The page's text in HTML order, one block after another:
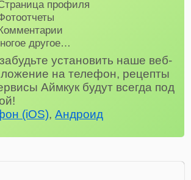
профиля
другое…
установить наше веб-
на телефон, рецепты
Аймкук будут всегда под
(iOS),Андроид